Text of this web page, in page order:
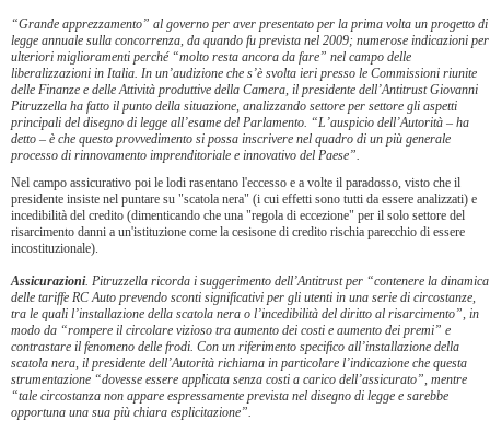
“Grande apprezzamento” al governo per aver presentato per la prima volta un progetto di
legge annuale sulla concorrenza, da quando fu prevista nel 2009; numerose indicazioni per
ulteriori miglioramenti perché “molto resta ancora da fare” nel campo delle
liberalizzazioni in Italia. In un’audizione che s’è svolta ieri presso le Commissioni riunite
delle Finanze e delle Attività produttive della Camera, il presidente dell’Antitrust Giovanni
Pitruzzella ha fatto il punto della situazione, analizzando settore per settore gli aspetti
principali del disegno di legge all’esame del Parlamento. “L’auspicio dell’Autorità – ha
detto – è che questo provvedimento si possa inscrivere nel quadro di un più generale
processo di rinnovamento imprenditoriale e innovativo del Paese”.
Nel campo assicurativo poi le lodi rasentano l'eccesso e a volte il paradosso, visto che il
presidente insiste nel puntare su "scatola nera" (i cui effetti sono tutti da essere analizzati) e
incedibilità del credito (dimenticando che una "regola di eccezione" per il solo settore del
risarcimento danni a un'istituzione come la cesisone di credito rischia parecchio di essere
incostituzionale).
Assicurazioni. Pitruzzella ricorda i suggerimento dell’Antitrust per “contenere la dinamica
delle tariffe RC Auto prevendo sconti significativi per gli utenti in una serie di circostanze,
tra le quali l’installazione della scatola nera o l’incedibilità del diritto al risarcimento”, in
modo da “rompere il circolare vizioso tra aumento dei costi e aumento dei premi” e
contrastare il fenomeno delle frodi. Con un riferimento specifico all’installazione della
scatola nera, il presidente dell’Autorità richiama in particolare l’indicazione che questa
strumentazione “dovesse essere applicata senza costi a carico dell’assicurato”, mentre
“tale circostanza non appare espressamente prevista nel disegno di legge e sarebbe
opportuna una sua più chiara esplicitazione”.